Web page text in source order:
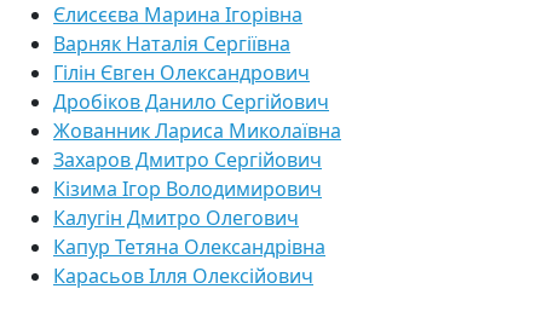
Єлисєєва Марина Ігорівна
Варняк Наталія Сергіївна
Гілін Євген Олександрович
Дробіков Данило Сергійович
Жованник Лариса Миколаївна
Захаров Дмитро Сергійович
Кізима Ігор Володимирович
Калугін Дмитро Олегович
Капур Тетяна Олександрівна
Карасьов Ілля Олексійович